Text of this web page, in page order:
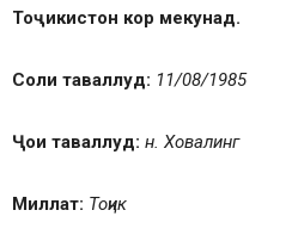
Тоҷикистон кор мекунад.
Соли таваллуд: 11/08/1985
Ҷои таваллуд: н. Ховалинг
Миллат: Тоҷик